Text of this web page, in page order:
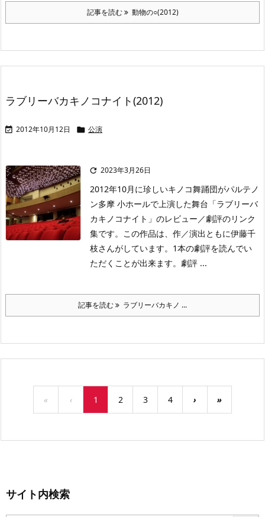
記事を読む 動物の○(2012)
ラブリーバカキノコナイト(2012)
 2012年10月12日  公演
 2023年3月26日
2012年10月に珍しいキノコ舞踊団がパルテノ
ン多摩 小ホールで上演した舞台「ラブリーバ
カキノコナイト」のレビュー／劇評のリンク
集です。この作品は、作／演出ともに伊藤千
枝さんがしています。1本の劇評を読んでい
ただくことが出来ます。劇評 ...
記事を読む ラブリーバカキノ ...
« ‹ 1 2 3 4 › »
サイト内検索